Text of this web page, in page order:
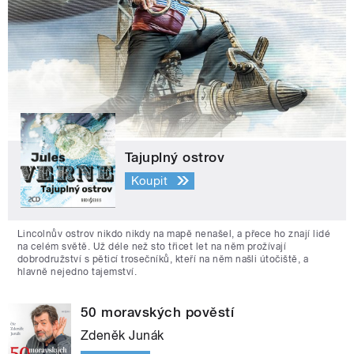
Tajuplný ostrov
Koupit
Lincolnův ostrov nikdo nikdy na mapě nenašel, a přece ho znají lidé
na celém světě. Už déle než sto třicet let na něm prožívají
dobrodružství s pěticí trosečníků, kteří na něm našli útočiště, a
hlavně nejedno tajemství.
50 moravských pověstí
Zdeněk Junák